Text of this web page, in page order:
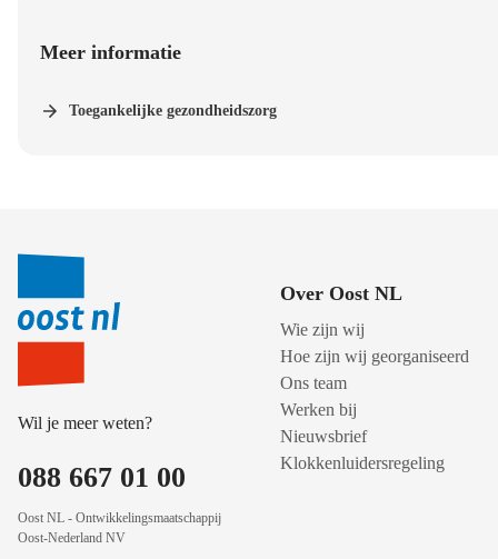
Meer informatie
Toegankelijke gezondheidszorg
Wil je meer weten?
088 667 01 00
Oost NL - Ontwikkelingsmaatschappij
Oost-Nederland NV
Over Oost NL
Wie zijn wij
Hoe zijn wij georganiseerd
Ons team
Werken bij
Nieuwsbrief
Klokkenluidersregeling